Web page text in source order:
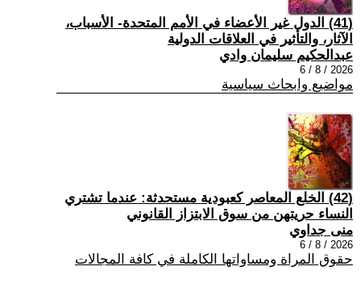
(41) الدول غير الأعضاء في الأمم المتحدة- الأسباب،
الآثار، والتأثير في العلاقات الدولية
عبدالحكيم سليمان وادي
2026 / 8 / 6
مواضيع وابحاث سياسية
(42) الخلع المعاصر كعبودية مستحدثة: عندما تشتري
النساء حريتهن من سوق الابتزاز القانوني
منى جداوي
2026 / 8 / 6
حقوق المراة ومساواتها الكاملة في كافة المجالات